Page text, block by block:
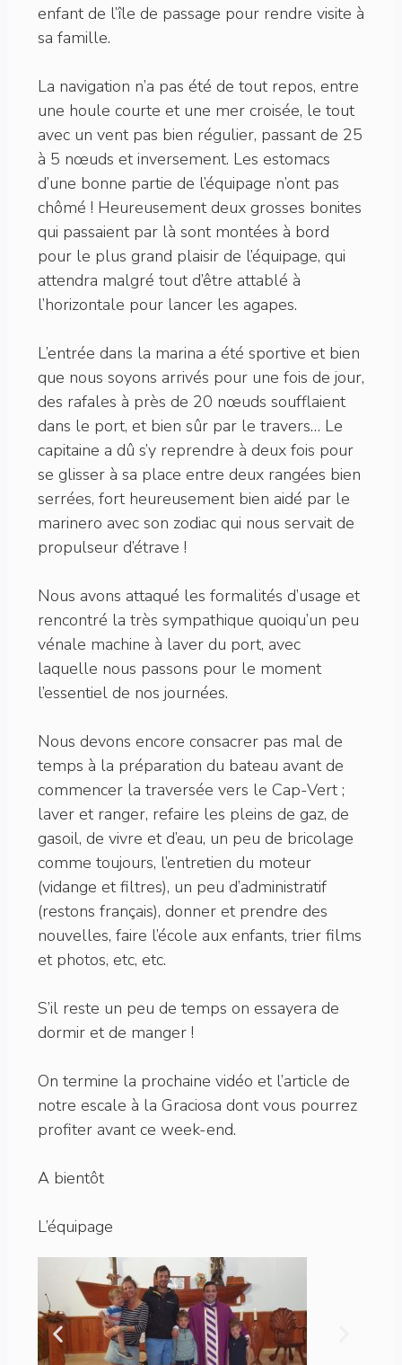
enfant de l’île de passage pour rendre visite à
sa famille.
La navigation n’a pas été de tout repos, entre
une houle courte et une mer croisée, le tout
avec un vent pas bien régulier, passant de 25
à 5 nœuds et inversement. Les estomacs
d’une bonne partie de l’équipage n’ont pas
chômé ! Heureusement deux grosses bonites
qui passaient par là sont montées à bord
pour le plus grand plaisir de l’équipage, qui
attendra malgré tout d’être attablé à
l’horizontale pour lancer les agapes.
L’entrée dans la marina a été sportive et bien
que nous soyons arrivés pour une fois de jour,
des rafales à près de 20 nœuds soufflaient
dans le port, et bien sûr par le travers… Le
capitaine a dû s’y reprendre à deux fois pour
se glisser à sa place entre deux rangées bien
serrées, fort heureusement bien aidé par le
marinero avec son zodiac qui nous servait de
propulseur d’étrave !
Nous avons attaqué les formalités d’usage et
rencontré la très sympathique quoiqu’un peu
vénale machine à laver du port, avec
laquelle nous passons pour le moment
l’essentiel de nos journées.
Nous devons encore consacrer pas mal de
temps à la préparation du bateau avant de
commencer la traversée vers le Cap-Vert ;
laver et ranger, refaire les pleins de gaz, de
gasoil, de vivre et d’eau, un peu de bricolage
comme toujours, l’entretien du moteur
(vidange et filtres), un peu d’administratif
(restons français), donner et prendre des
nouvelles, faire l’école aux enfants, trier films
et photos, etc, etc.
S’il reste un peu de temps on essayera de
dormir et de manger !
On termine la prochaine vidéo et l’article de
notre escale à la Graciosa dont vous pourrez
profiter avant ce week-end.
A bientôt
L’équipage